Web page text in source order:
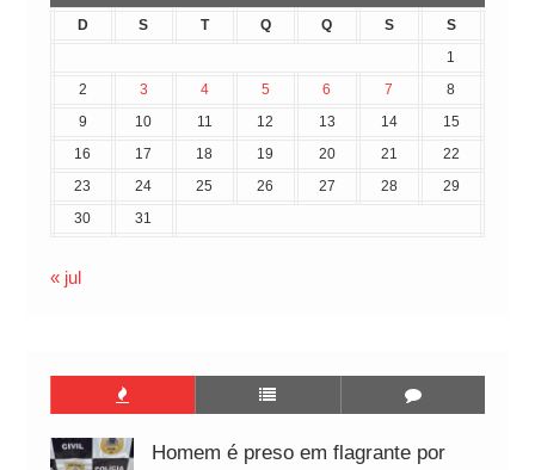
D S T Q Q S
S
1
2
3 4 5 6 7
8
9
10 11 12 13 14
15
16
17 18 19 20 21
22
23
24 25 26 27 28
29
30
31
« jul
Homem é preso em flagrante por